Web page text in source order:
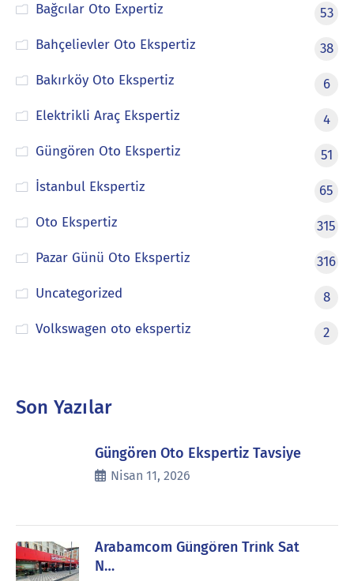
Bağcılar Oto Expertiz
53
Bahçelievler Oto Ekspertiz
38
Bakırköy Oto Ekspertiz
6
Elektrikli Araç Ekspertiz
4
Güngören Oto Ekspertiz
51
İstanbul Ekspertiz
65
Oto Ekspertiz
315
Pazar Günü Oto Ekspertiz
316
Uncategorized
8
Volkswagen oto ekspertiz
2
Son Yazılar
Güngören Oto Ekspertiz Tavsiye
Nisan 11, 2026
Arabamcom Güngören Trink Sat
N…